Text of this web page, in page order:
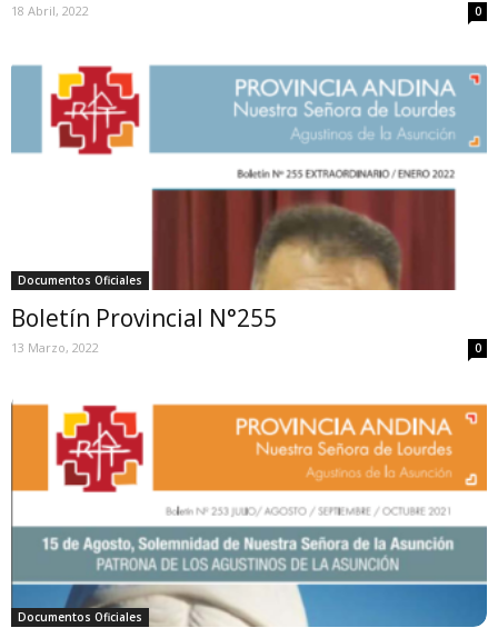
18 Abril, 2022 0
Documentos Oficiales
Boletín Provincial N°255
13 Marzo, 2022 0
Documentos Oficiales